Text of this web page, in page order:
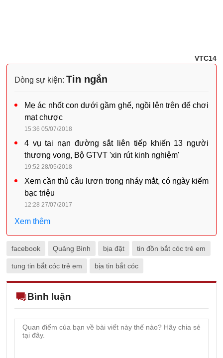
VTC14
Dòng sự kiện: Tin ngắn
Mẹ ác nhốt con dưới gầm ghế, ngồi lên trên để chơi
mạt chược
15:36 05/07/2018
4 vụ tai nạn đường sắt liên tiếp khiến 13 người
thương vong, Bộ GTVT 'xin rút kinh nghiệm'
19:52 28/05/2018
Xem cần thủ câu lươn trong nháy mắt, có ngày kiếm
bạc triệu
12:28 27/07/2017
Xem thêm
facebook Quảng Bình bịa đặt tin đồn bắt cóc trẻ em
tung tin bắt cóc trẻ em bịa tin bắt cóc
Bình luận